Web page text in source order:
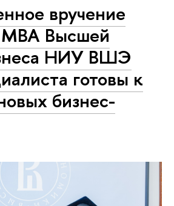
вручение
Высшей
НИУ ВШЭ
готовы к
бизнес-